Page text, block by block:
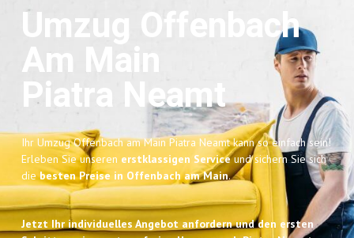
Umzug Offenbach
Am Main
Piatra Neamt
Ihr Umzug Offenbach am Main Piatra Neamt kann so einfach sein!
Erleben Sie unseren erstklassigen Serviceund sichern Sie sich
diebesten Preise in Offenbach am Main.
Jetzt Ihr individuelles Angebot anfordern und den ersten